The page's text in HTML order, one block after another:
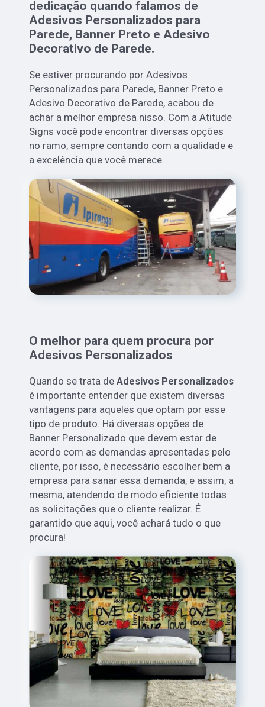
dedicação quando falamos de
Adesivos Personalizados para
Parede, Banner Preto e Adesivo
Decorativo de Parede.
Se estiver procurando por Adesivos
Personalizados para Parede, Banner Preto e
Adesivo Decorativo de Parede, acabou de
achar a melhor empresa nisso. Com a Atitude
Signs você pode encontrar diversas opções
no ramo, sempre contando com a qualidade e
a excelência que você merece.
O melhor para quem procura por
Adesivos Personalizados
Quando se trata deAdesivos Personalizados
é importante entender que existem diversas
vantagens para aqueles que optam por esse
tipo de produto. Há diversas opções de
Banner Personalizado que devem estar de
acordo com as demandas apresentadas pelo
cliente, por isso, é necessário escolher bem a
empresa para sanar essa demanda, e assim, a
mesma, atendendo de modo eficiente todas
as solicitações que o cliente realizar. É
garantido que aqui, você achará tudo o que
procura!